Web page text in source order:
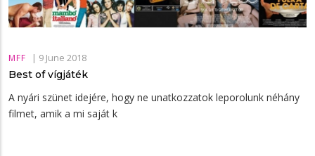
MFF | 9 June 2018
Best of vígjáték
A nyári szünet idejére, hogy ne unatkozzatok leporolunk néhány
filmet, amik a mi saját k